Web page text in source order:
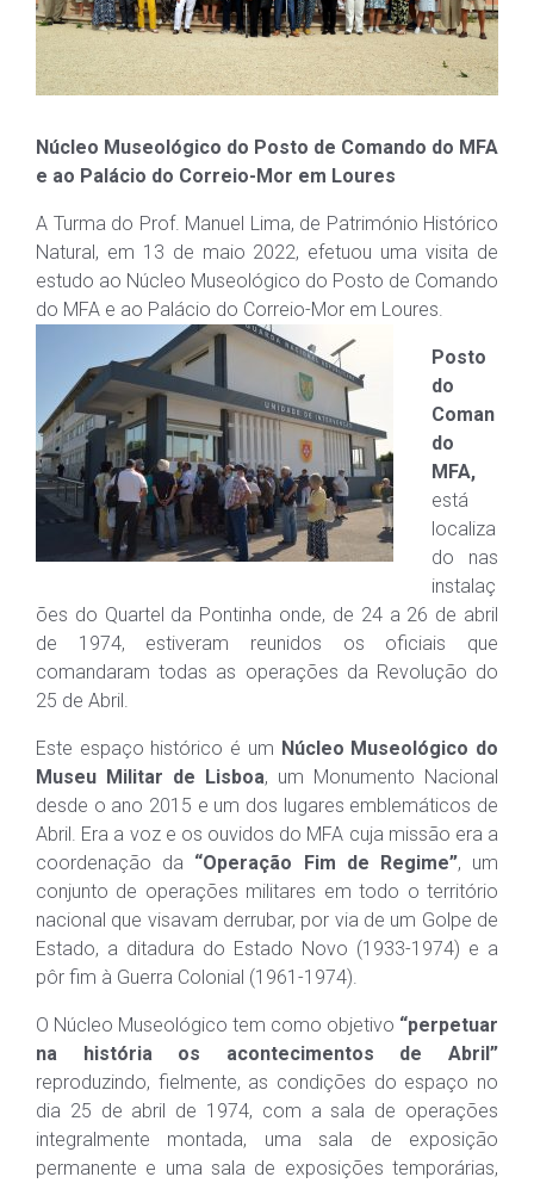
Núcleo Museológico do Posto de Comando do MFA
e ao Palácio do Correio-Mor em Loures
A Turma do Prof. Manuel Lima, de Património Histórico
Natural, em 13 de maio 2022, efetuou uma visita de
estudo ao Núcleo Museológico do Posto de Comando
do MFA e ao Palácio do Correio-Mor em Loures.
Posto
do
Coman
do
MFA,
está
localiza
do nas
instalaç
ões do Quartel da Pontinha onde, de 24 a 26 de abril
de 1974, estiveram reunidos os oficiais que
comandaram todas as operações da Revolução do
25 de Abril.
Este espaço histórico é um Núcleo Museológico do
Museu Militar de Lisboa, um Monumento Nacional
desde o ano 2015 e um dos lugares emblemáticos de
Abril. Era a voz e os ouvidos do MFA cuja missão era a
coordenação da “Operação Fim de Regime”, um
conjunto de operações militares em todo o território
nacional que visavam derrubar, por via de um Golpe de
Estado, a ditadura do Estado Novo (1933-1974) e a
pôr fim à Guerra Colonial (1961-1974).
O Núcleo Museológico tem como objetivo “perpetuar
na história os acontecimentos de Abril”
reproduzindo, fielmente, as condições do espaço no
dia 25 de abril de 1974, com a sala de operações
integralmente montada, uma sala de exposição
permanente e uma sala de exposições temporárias,